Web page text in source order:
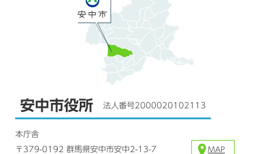
安中市役所 法人番号2000020102113
本庁舎
〒379-0192 群馬県安中市安中2-13-7
MAP